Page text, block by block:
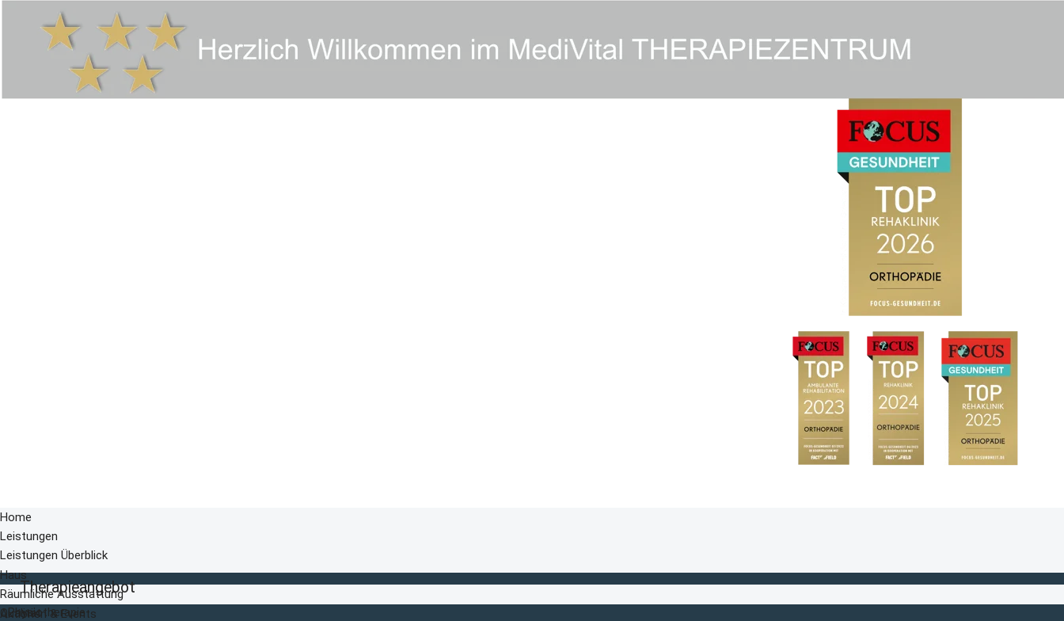
Home
Leistungen
Leistungen Überblick
Therapieangebot
Physiotherapie
Haus
Räumliche Ausstattung
Qualität
Aktionen & Events